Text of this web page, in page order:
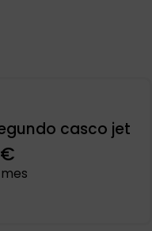
casco jet